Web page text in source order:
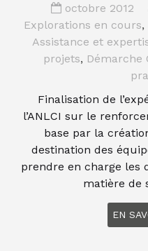
octobre 2012
Explorations en cours,
Assistance et
projets, Démarche
Finalisation de
l’ANLCI sur le
base par la
destination des
prendre en charge les
matière de
EN